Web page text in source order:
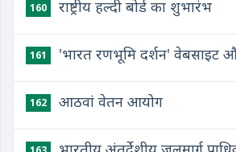
160 राष्ट्रीय हल्दी बोर्ड का शुभारंभ
161 'भारत रणभूमि दर्शन' वेबसाइट
162 आठवां वेतन आयोग